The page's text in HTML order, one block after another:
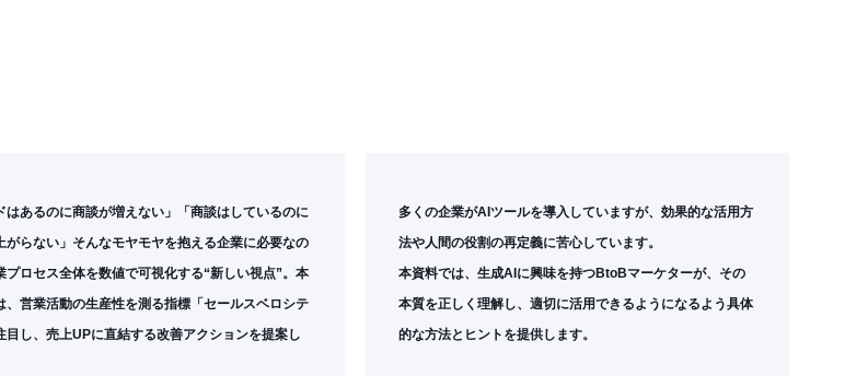
はあるのに商談が増えない」「商談はしているのに
がらない」そんなモヤモヤを抱える企業に必要なの
プロセス全体を数値で可視化する“新しい視点”。本
、営業活動の生産性を測る指標「セールスベロシテ
目し、売上UPに直結する改善アクションを提案し
多くの企業がAIツールを導入していますが、効果的な活用方
法や人間の役割の再定義に苦心しています。
本資料では、生成AIに興味を持つBtoBマーケターが、その
本質を正しく理解し、適切に活用できるようになるよう具体
的な方法とヒントを提供します。